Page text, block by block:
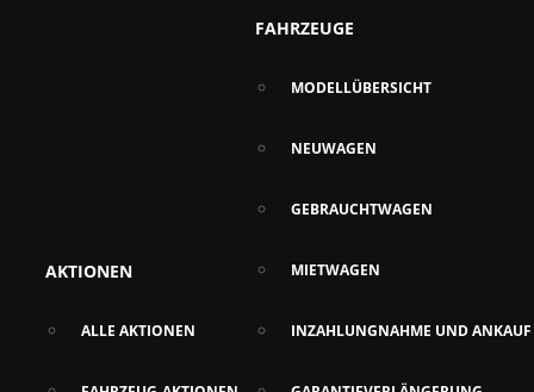
AKTIONEN
ALLE AKTIONEN
FAHRZEUGE
MODELLÜBERSICHT
NEUWAGEN
GEBRAUCHTWAGEN
MIETWAGEN
INZAHLUNGNAHME UND ANKAUF